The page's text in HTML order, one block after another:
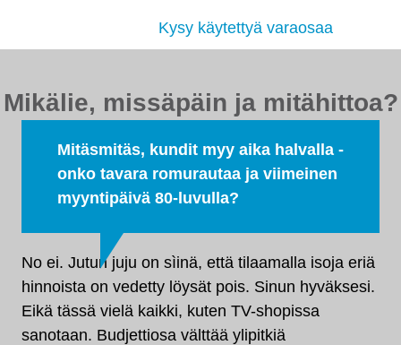
Kysy käytettyä varaosaa
Mikälie, missäpäin ja mitähittoa?
Mitäsmitäs, kundit myy aika halvalla -
onko tavara romurautaa ja viimeinen
myyntipäivä 80-luvulla?
No ei. Jutun juju on sìinä, että tilaamalla isoja eriä
hinnoista on vedetty löysät pois. Sinun hyväksesi.
Eikä tässä vielä kaikki, kuten TV-shopissa
sanotaan. Budjettiosa välttää ylipitkiä